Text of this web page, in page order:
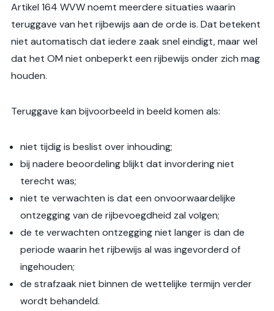
Artikel 164 WVW noemt meerdere situaties waarin
teruggave van het rijbewijs aan de orde is. Dat betekent
niet automatisch dat iedere zaak snel eindigt, maar wel
dat het OM niet onbeperkt een rijbewijs onder zich mag
houden.
Teruggave kan bijvoorbeeld in beeld komen als:
niet tijdig is beslist over inhouding;
bij nadere beoordeling blijkt dat invordering niet
terecht was;
niet te verwachten is dat een onvoorwaardelijke
ontzegging van de rijbevoegdheid zal volgen;
de te verwachten ontzegging niet langer is dan de
periode waarin het rijbewijs al was ingevorderd of
ingehouden;
de strafzaak niet binnen de wettelijke termijn verder
wordt behandeld.